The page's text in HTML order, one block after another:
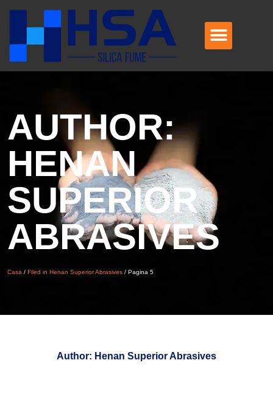
AUTHOR:
HENAN
SUPERIOR
ABRASIVES
Casa / Filed in Henan Superior Abrasives / Pagina 5
Author: Henan Superior Abrasives